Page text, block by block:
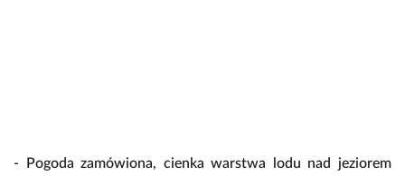
- Pogoda zamówiona, cienka warstwa lodu nad jeziorem